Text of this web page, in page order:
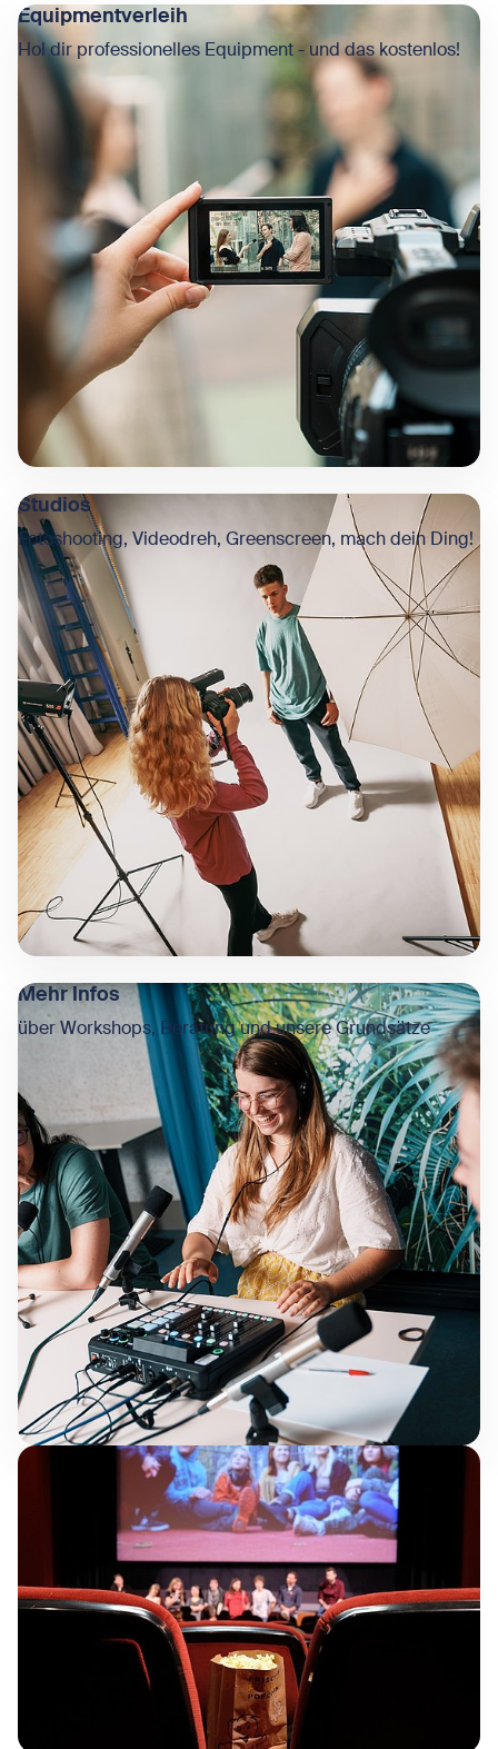
Equipmentverleih
Hol dir professionelles Equipment - und das kostenlos!
Studios
Fotoshooting, Videodreh, Greenscreen, mach dein Ding!
Mehr Infos
über Workshops, Beratung und unsere Grundsätze